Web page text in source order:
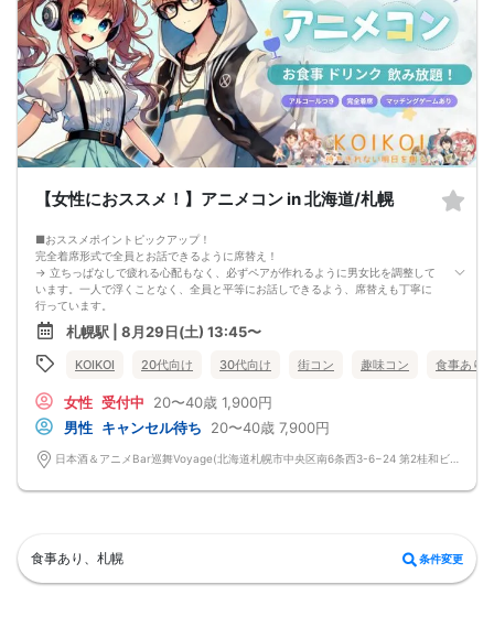
れています。
3. 開催判断はイベント前日の時点で男性３名・女性３名以上のお申し込みからに
なりますが、当日に参加者のキャンセルで比率が崩れた場合や開催判断人数を下
回った場合、一切返金などの保証はいたしませんのでご了承ください。
4. イベントページ内の「お申し込み状況」等はキャンセルなどで当日の参加人
数、男女比率と異なる可能性がございます。
5. 当日は店舗の外ではなく店舗内で受付いたします。店内に入り店員に「街コン
で来た」旨をお伝えください。
6. お釣りの用意はございませんので、出ないようにご準備お願いします。
7. 当日は年齢確認のできる身分証をお持ちください。イベントの対象年齢でない
8. 15分以上の遅刻はキャンセルとみなす可能性があります。
9. 当日受付にお越しになってからのキャンセル、途中キャンセルは出来ません。
泊費、通信費等の返金は行いません。
11. 領収書の発行はいたしかねます。
お申し込みが完了した時点で上記すべての事項に同意したと判断いたします。
8/23(日)30代メイン夜コン札幌
【女性におススメ！】アニメコン in 北海道/札幌
■おススメポイントピックアップ！
完全着席形式で全員とお話できるように席替え！
→ 立ちっぱなしで疲れる心配もなく、必ずペアが作れるように男女比を調整して
います。一人で浮くことなく、全員と平等にお話しできるよう、席替えも丁寧に
行っています。
会話を盛り上げるプロフィールシート＆アニメ一覧表！
→ 趣味や好みからスムーズに会話がスタート！「何を話そう…」と悩むことな
く、共通の話題で盛り上がれます。
自然なつながりをサポートするマッチングゲーム開催！
返却されるので安心です。
■最少催行人数
男女4対4
■中止判断タイミング
前日20時、または開催6時間前の時点で最少開催人数に満たない場合
札幌駅 | 8月29日(土) 13:45〜
KOIKOI 20代向け 30代向け 街コン 趣味コン 食事あり
女性 受付中 20〜40歳 1,900円
男性 キャンセル待ち 20〜40歳 7,900円
食事あり、札幌 条件変更